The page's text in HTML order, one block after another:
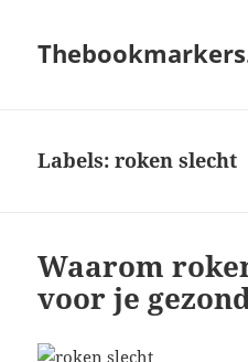
Labels: roken slecht
Waarom
voor je